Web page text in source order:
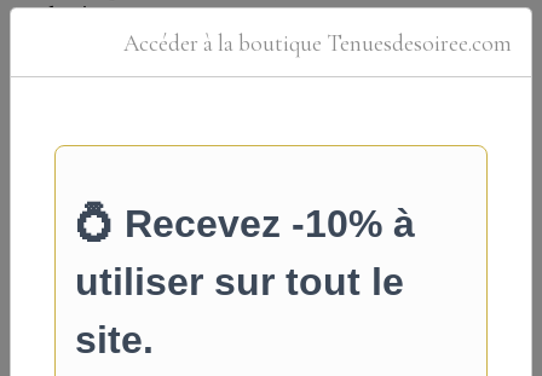
exclusives
créateurs de renom
: créateur américain, réputé pour ses robes bohèmes et
Adela Designs
: la marque coup de cœur de nos clientes, connue pour
son style vintage raffiné et ses prix compétitifs défiant toute concurrence.
entier, qui propose des collections intemporelles disponibles dans un
Des robes de soirée élégantes pour toutes les
Accéder à la boutique Tenuesdesoiree.com